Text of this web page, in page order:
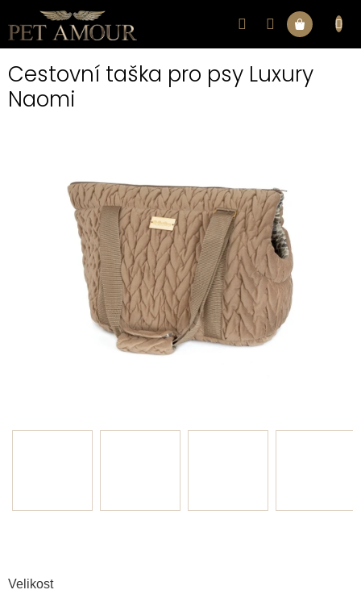
obsah
Nákupní
košík
Cestovní taška pro psy Luxury
Naomi
Velikost